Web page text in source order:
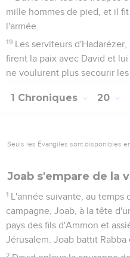
mille hommes de pied, et il
l'armée.
19 Les serviteurs d'Hadarézer,
firent la paix avec David et
ne voulurent plus secourir les
1 Chroniques 20
Seuls les Évangiles sont disponibles
Joab s'empare de la
1 L'année suivante, au temps
campagne, Joab, à la tête
pays des fils d'Ammon et
Jérusalem. Joab battit Rabba
2